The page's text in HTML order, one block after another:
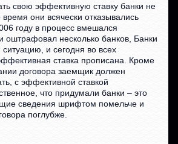
свою эффективную ставку банки не
они всячески отказывались
году в процесс вмешался
оштрафовал несколько банков, Банки
и сегодня во всех
ставка прописана. Кроме
договора заемщик должен
с эффективной ставкой
что придумали банки – это
сведения шрифтом помельче и
поглубже.